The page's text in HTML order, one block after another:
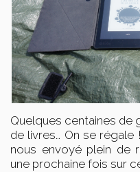
Quelques centaines de
de livres… On se régale
nous envoyé plein de
une prochaine fois sur